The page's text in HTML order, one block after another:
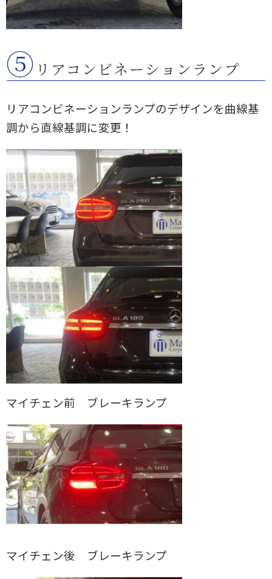
⑤ リアコンビネーションランプ
リアコンビネーションランプのデザインを曲線基
調から直線基調に変更！
マイチェン前 ブレーキランプ
マイチェン後 ブレーキランプ